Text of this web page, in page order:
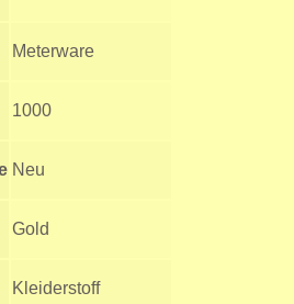
Meterware
1000
Neu
Gold
Kleiderstoff